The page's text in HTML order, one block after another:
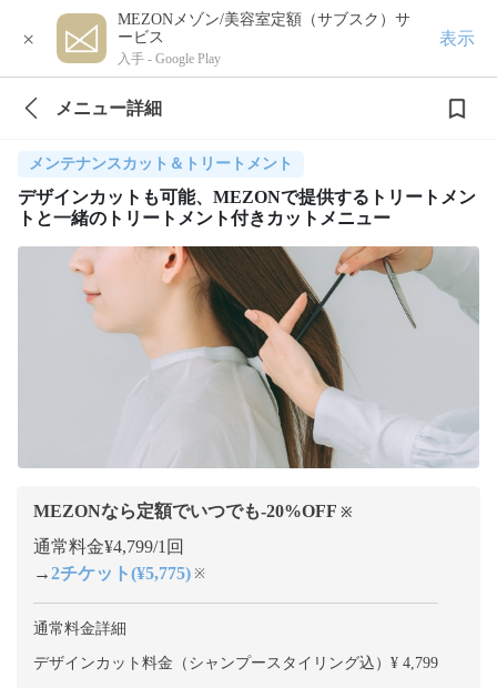
×
MEZONメゾン/美容室定額（サブスク）サ
ービス
入手 - Google Play
表示
メニュー詳細
メンテナンスカット＆トリートメント
デザインカットも可能、MEZONで提供するトリートメン
トと一緒のトリートメント付きカットメニュー
MEZONなら定額でいつでも-20%OFF ※
通常料金¥4,799/1回
→2チケット(¥5,775) ※
通常料金詳細
デザインカット料金（シャンプースタイリング込）¥ 4,799